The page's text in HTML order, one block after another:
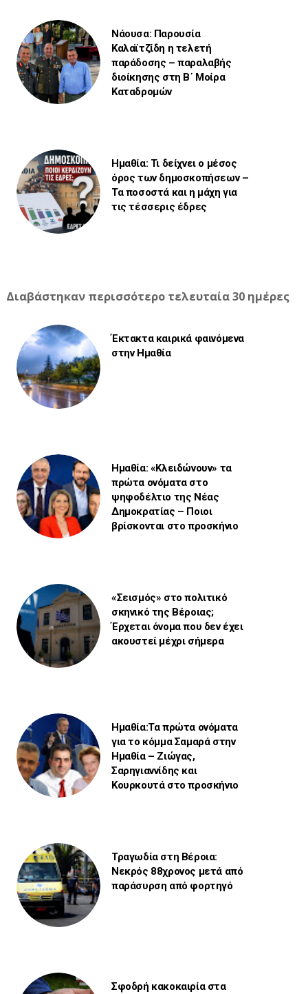
Νάουσα: Παρουσία
Καλαϊτζίδη η τελετή
παράδοσης – παραλαβής
διοίκησης στη Β΄ Μοίρα
Καταδρομών
Ημαθία: Τι δείχνει ο μέσος
όρος των δημοσκοπήσεων –
Τα ποσοστά και η μάχη για
τις τέσσερις έδρες
Διαβάστηκαν περισσότερο τελευταία 30 ημέρες
Έκτακτα καιρικά φαινόμενα
στην Ημαθία
Ημαθία: «Κλειδώνουν» τα
πρώτα ονόματα στο
ψηφοδέλτιο της Νέας
Δημοκρατίας – Ποιοι
βρίσκονται στο προσκήνιο
«Σεισμός» στο πολιτικό
σκηνικό της Βέροιας;
Έρχεται όνομα που δεν έχει
ακουστεί μέχρι σήμερα
Ημαθία:Τα πρώτα ονόματα
για το κόμμα Σαμαρά στην
Ημαθία – Ζιώγας,
Σαρηγιαννίδης και
Κουρκουτά στο προσκήνιο
Τραγωδία στη Βέροια:
Νεκρός 88χρονος μετά από
παράσυρση από φορτηγό
Σφοδρή κακοκαιρία στα